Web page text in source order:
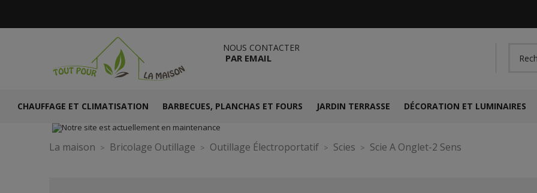
NOUS CONTACTER
PAR EMAIL
CHAUFFAGE ET CLIMATISATION BARBECUES, PLANCHAS ET FOURS JARDIN TERRASSE DÉCORATION ET LUMINAIRES
La maison Bricolage Outillage Outillage Électroportatif Scies Scie A Onglet-2 Sens